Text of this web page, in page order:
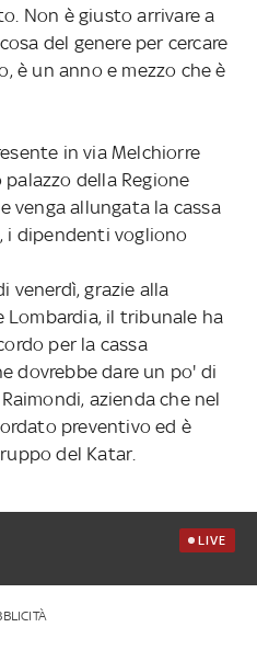
Non è giusto arrivare a
del genere per cercare
è un anno e mezzo che è
in via Melchiorre
della Regione
venga allungata la cassa
i dipendenti vogliono
venerdì, grazie alla
Lombardia, il tribunale ha
per la cassa
dovrebbe dare un po' di
azienda che nel
preventivo ed è
del Katar.
LIVE